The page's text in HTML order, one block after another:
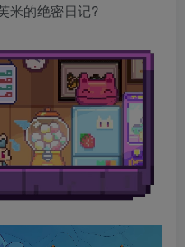
米的绝密日记?